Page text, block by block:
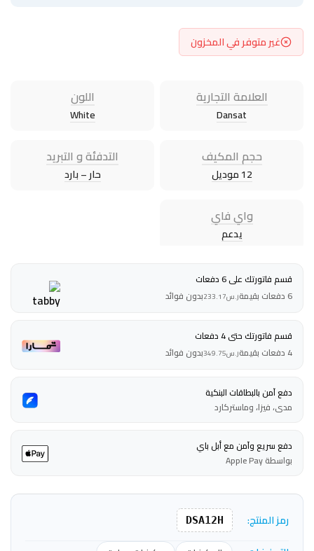
غير متوفر في المخزون
العلامة التجارية
Dansat
اللون
White
حجم المكيف
12 موديل
التدفئة و التبريد
حار – بارد
واي فاي
يدعم
قسم فاتورتك على 6 دفعات
6 دفعات بقيمة
ر.س233.17بدون فوائد
قسم فاتورتك حتى 4 دفعات
4 دفعات بقيمة
ر.س349.75بدون فوائد
دفع آمن بالبطاقات البنكية
مدى، فيزا، وماستركارد
دفع سريع وآمن مع أبل باي
بواسطة Apple Pay
رمز المنتج: DSA12H